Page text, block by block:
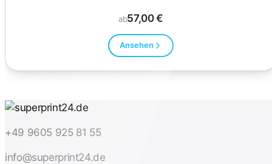
ab57,00 €
Ansehen
+49 9605 925 81 55
info@superprint24.de